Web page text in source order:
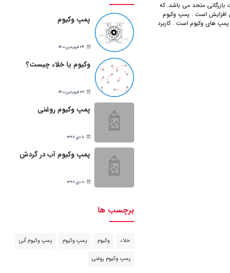
متحد می باشد. که
افزایش است . پمپ وکیوم
پمپ های وکیوم است . کاربرد
پمپ وکیوم
24 فروردین 1400
وکیوم یا خلاء چیست؟
23 فروردین 1400
پمپ وکیوم روغنی
10 دی 1398
پمپ وکیوم آب در گردش
10 دی 1398
برچسب ها
خلاء وکیوم پمپ وکیوم پمپ وکیوم آبی
پمپ وکیوم روغنی